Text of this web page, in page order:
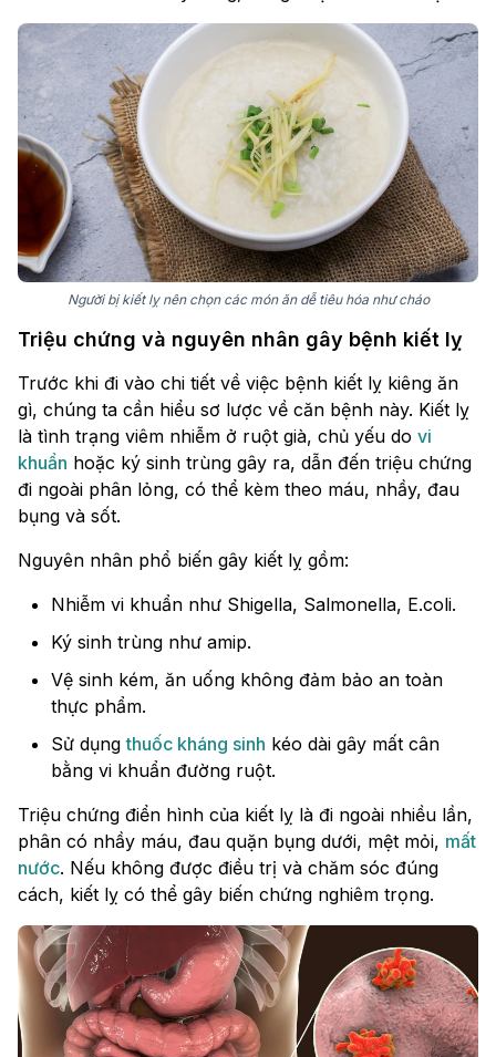
Người bị kiết lỵ nên chọn các món ăn dễ tiêu hóa như cháo
Triệu chứng và nguyên nhân gây bệnh kiết lỵ
Trước khi đi vào chi tiết về việc bệnh kiết lỵ kiêng ăn
gì, chúng ta cần hiểu sơ lược về căn bệnh này. Kiết lỵ
là tình trạng viêm nhiễm ở ruột già, chủ yếu do vi
khuẩn hoặc ký sinh trùng gây ra, dẫn đến triệu chứng
đi ngoài phân lỏng, có thể kèm theo máu, nhầy, đau
bụng và sốt.
Nguyên nhân phổ biến gây kiết lỵ gồm:
Nhiễm vi khuẩn như Shigella, Salmonella, E.coli.
Ký sinh trùng như amip.
Vệ sinh kém, ăn uống không đảm bảo an toàn
thực phẩm.
Sử dụngthuốc kháng sinh kéo dài gây mất cân
bằng vi khuẩn đường ruột.
Triệu chứng điển hình của kiết lỵ là đi ngoài nhiều lần,
phân có nhầy máu, đau quặn bụng dưới, mệt mỏi, mất
nước. Nếu không được điều trị và chăm sóc đúng
cách, kiết lỵ có thể gây biến chứng nghiêm trọng.